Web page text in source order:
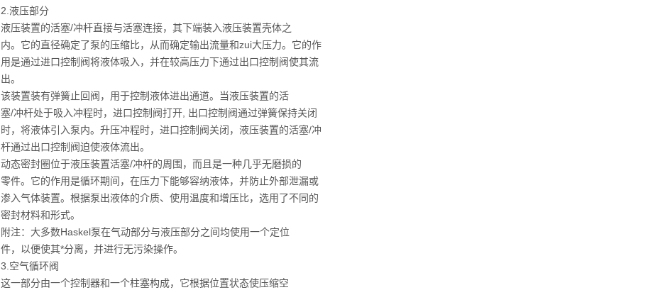
2.液压部分
液压装置的活塞/冲杆直接与活塞连接，其下端装入液压装置壳体之
内。它的直径确定了泵的压缩比，从而确定输出流量和zui大压力。它的作
用是通过进口控制阀将液体吸入，并在较高压力下通过出口控制阀使其流
出。
该装置装有弹簧止回阀，用于控制液体进出通道。当液压装置的活
塞/冲杆处于吸入冲程时，进口控制阀打开, 出口控制阀通过弹簧保持关闭
时，将液体引入泵内。升压冲程时，进口控制阀关闭，液压装置的活塞/冲
杆通过出口控制阀迫使液体流出。
动态密封圈位于液压装置活塞/冲杆的周围，而且是一种几乎无磨损的
零件。它的作用是循环期间，在压力下能够容纳液体，并防止外部泄漏或
渗入气体装置。根据泵出液体的介质、使用温度和增压比，选用了不同的
密封材料和形式。
附注：大多数Haskel泵在气动部分与液压部分之间均使用一个定位
件，以便使其*分离，并进行无污染操作。
3.空气循环阀
这一部分由一个控制器和一个柱塞构成，它根据位置状态使压缩空